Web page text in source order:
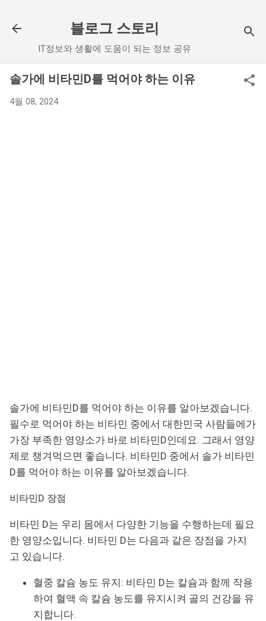
블로그 스토리
IT정보와 생활에 도움이 되는 정보 공유
솔가에 비타민D를 먹어야 하는 이유
4월 08, 2024
솔가에 비타민D를 먹어야 하는 이유를 알아보겠습니다.
필수로 먹어야 하는 비타민 중에서 대한민국 사람들에가
가장 부족한 영양소가 바로 비타민D인데요. 그래서 영양
제로 챙겨먹으면 좋습니다. 비타민D 중에서 솔가 비타민
D를 먹어야 하는 이유를 알아보겠습니다.
비타민D 장점
비타민 D는 우리 몸에서 다양한 기능을 수행하는데 필요
한 영양소입니다. 비타민 D는 다음과 같은 장점을 가지
고 있습니다.
혈중 칼슘 농도 유지: 비타민 D는 칼슘과 함께 작용
하여 혈액 속 칼슘 농도를 유지시켜 골의 건강을 유
지합니다.